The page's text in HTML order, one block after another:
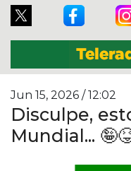
Jun 15, 2026 / 12:02
Disculpe,
Mundial...